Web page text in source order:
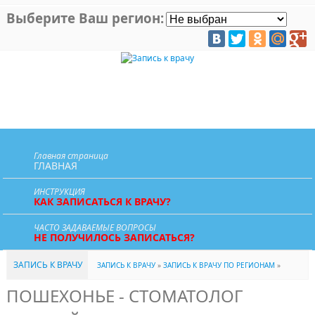
Выберите Ваш регион:
Главная страница
ГЛАВНАЯ
ИНСТРУКЦИЯ
КАК ЗАПИСАТЬСЯ К ВРАЧУ?
ЧАСТО ЗАДАВАЕМЫЕ ВОПРОСЫ
НЕ ПОЛУЧИЛОСЬ ЗАПИСАТЬСЯ?
ЗАПИСЬ К ВРАЧУ ЗАПИСЬ К ВРАЧУ» ЗАПИСЬ К ВРАЧУ ПО РЕГИОНАМ»
ЯРОСЛАВСКАЯ ОБЛАСТЬ» ПОШЕХОНЬЕ - СТОМАТОЛОГ (ЗУБНОЙ ВРАЧ |
ПОШЕХОНЬЕ - СТОМАТОЛОГ